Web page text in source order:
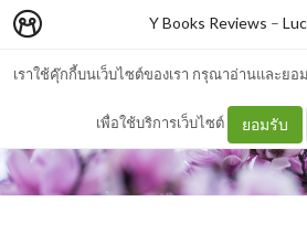
เราใช้คุ๊กกี้บนเว็บไซต์ของเรา กรุณาอ่านและยอ
เพื่อใช้บริการเว็บไซต์ ยอมรับ
Y Books Reviews –